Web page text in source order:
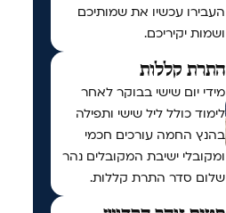
העבירו עכשיו את שמותיכם
ושמות יקיריכם.
התרת קללות
מידי יום שישי בבוקר לאחר
לימוד כולל ליל שישי ותפילה
בהנץ החמה עורכים חכמי
ומקובלי ישיבת המקובלים נהר
שלום סדר התרת קללות.